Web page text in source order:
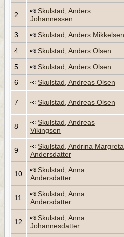
2
Skulstad, Anders
Johannessen
3 Skulstad, Anders Mikkelsen
4
Skulstad, Anders Olsen
5
Skulstad, Anders Olsen
6
Skulstad, Andreas Olsen
7 Skulstad, Andreas Olsen
8
Skulstad, Andreas
Vikingsen
9
Skulstad, Andrina Margreta
Andersdatter
10
Skulstad, Anna
Andersdatter
11
Skulstad, Anna
Andersdatter
12
Skulstad, Anna
Johannesdatter